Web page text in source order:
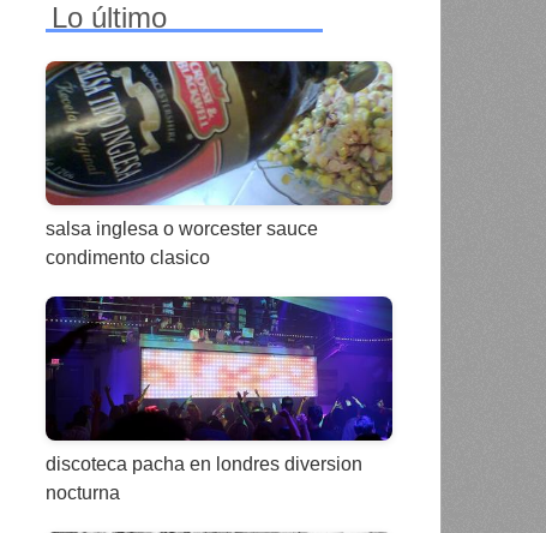
Lo último
salsa inglesa o worcester sauce
condimento clasico
discoteca pacha en londres diversion
nocturna